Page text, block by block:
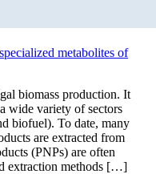
metabolites of
biomass production. It
wide variety of sectors
biofuel). To date, many
are extracted from
(PNPs) are often
extraction methods […]